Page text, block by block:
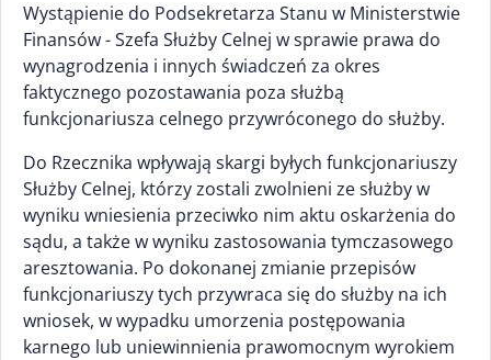
Wystąpienie do Podsekretarza Stanu w Ministerstwie
Finansów - Szefa Służby Celnej w sprawie prawa do
wynagrodzenia i innych świadczeń za okres
faktycznego pozostawania poza służbą
funkcjonariusza celnego przywróconego do służby.
Do Rzecznika wpływają skargi byłych funkcjonariuszy
Służby Celnej, którzy zostali zwolnieni ze służby w
wyniku wniesienia przeciwko nim aktu oskarżenia do
sądu, a także w wyniku zastosowania tymczasowego
aresztowania. Po dokonanej zmianie przepisów
funkcjonariuszy tych przywraca się do służby na ich
wniosek, w wypadku umorzenia postępowania
karnego lub uniewinnienia prawomocnym wyrokiem